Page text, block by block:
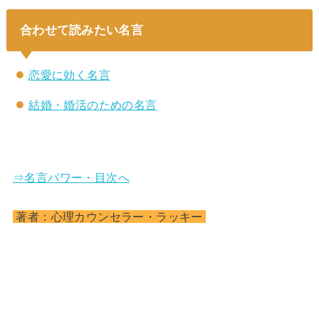
合わせて読みたい名言
恋愛に効く名言
結婚・婚活のための名言
⇒名言パワー・目次へ
著者：心理カウンセラー・ラッキー